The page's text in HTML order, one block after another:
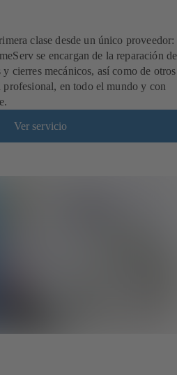
clase desde un único proveedor:
se encargan de la reparación
cierres mecánicos, así como de otros
en todo el mundo y con
Ver servicio